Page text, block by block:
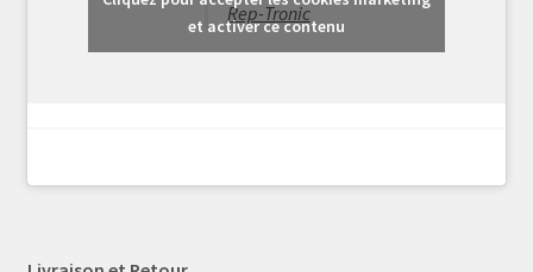
Rep-Tronic
et activer ce contenu